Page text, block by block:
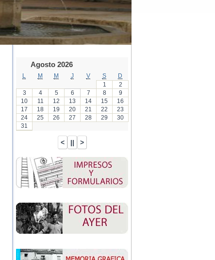
Agosto 2026
M M J V S
D
1
2
3
4 5 6 7 8
9
10
11 12 13 14 15
16
17
18 19 20 21 22
23
24
25 26 27 28 29
30
31